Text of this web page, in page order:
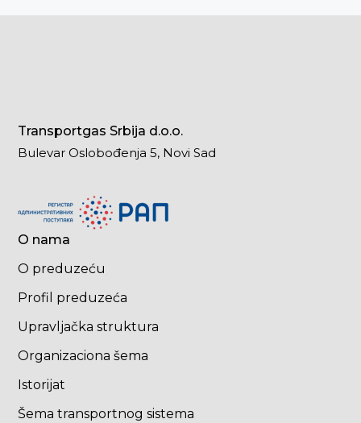
Transportgas Srbija d.o.o.
Bulevar Oslobođenja 5, Novi Sad
O nama
O preduzeću
Profil preduzeća
Upravljačka struktura
Organizaciona šema
Istorijat
Šema transportnog sistema